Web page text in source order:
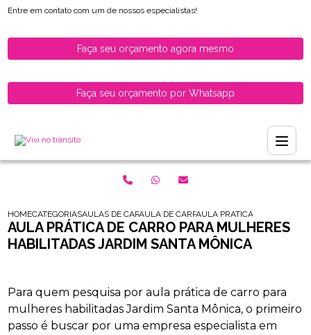
Entre em contato com um de nossos especialistas!
Faça seu orçamento agora mesmo
Faça seu orçamento por Whatsapp
HOMECATEGORIASAULAS DE CARRO PARA HABILITADOS
AULA DE CARRO PARA HABILITADOS
AULA PRATICA DE CARRO
AULA PRÁTICA DE CARRO PARA MULHERES
HABILITADAS JARDIM SANTA MÔNICA
Para quem pesquisa por aula prática de carro para
mulheres habilitadas Jardim Santa Mônica, o primeiro
passo é buscar por uma empresa especialista em